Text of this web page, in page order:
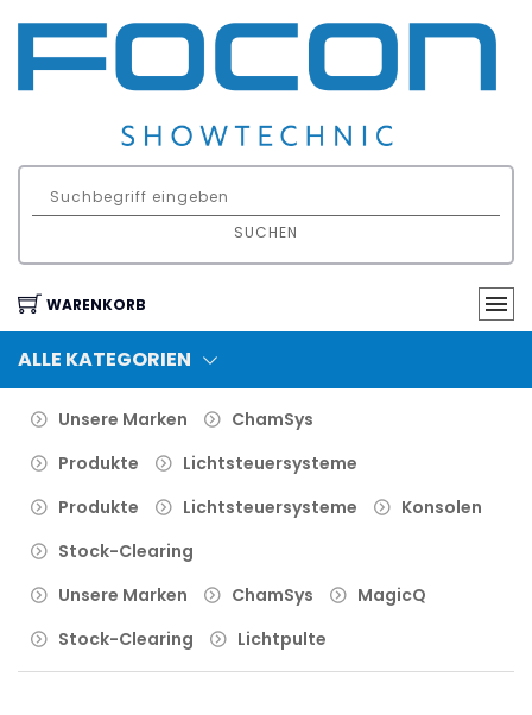
SUCHEN
WARENKORB
ALLE KATEGORIEN
Unsere Marken
ChamSys
Produkte
Lichtsteuersysteme
Produkte
Lichtsteuersysteme
Konsolen
Stock-Clearing
Unsere Marken
ChamSys
MagicQ
Stock-Clearing
Lichtpulte